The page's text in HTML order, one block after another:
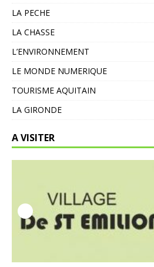
LA PECHE
LA CHASSE
L’ENVIRONNEMENT
LE MONDE NUMERIQUE
TOURISME AQUITAIN
LA GIRONDE
A VISITER